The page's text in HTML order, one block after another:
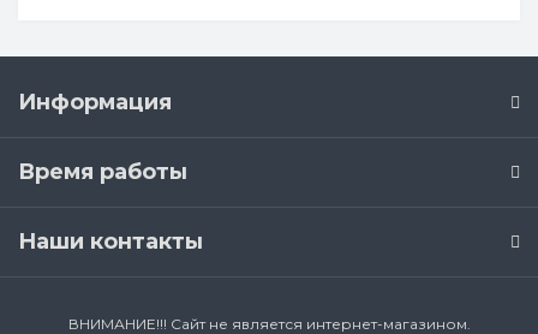
Информация
Время работы
Наши контакты
ВНИМАНИЕ!!! Сайт не является интернет-магазином.